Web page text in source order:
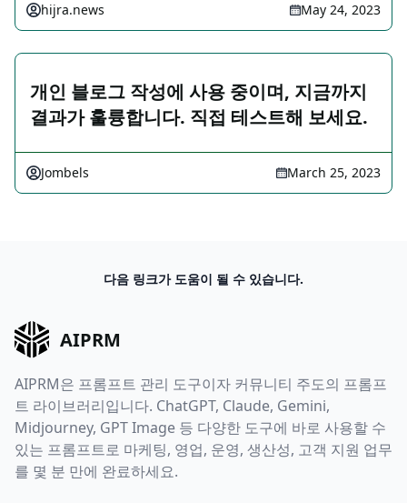
hijra.news May 24, 2023
개인 블로그 작성에 사용 중이며, 지금까지
결과가 훌륭합니다. 직접 테스트해 보세요.
Jombels March 25, 2023
다음 링크가 도움이 될 수 있습니다.
AIPRM
AIPRM은 프롬프트 관리 도구이자 커뮤니티 주도의 프롬프
트 라이브러리입니다. ChatGPT, Claude, Gemini,
Midjourney, GPT Image 등 다양한 도구에 바로 사용할 수
있는 프롬프트로 마케팅, 영업, 운영, 생산성, 고객 지원 업무
를 몇 분 만에 완료하세요.